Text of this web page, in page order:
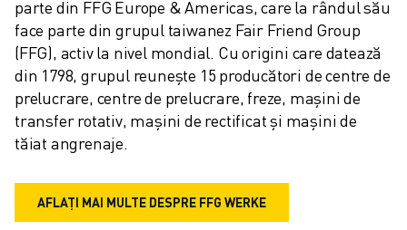
parte din FFG Europe & Americas, care la rândul său
face parte din grupul taiwanez Fair Friend Group
(FFG), activ la nivel mondial. Cu origini care datează
din 1798, grupul reunește 15 producători de centre de
prelucrare, centre de prelucrare, freze, mașini de
transfer rotativ, mașini de rectificat și mașini de
tăiat angrenaje.
AFLAȚI MAI MULTE DESPRE FFG WERKE